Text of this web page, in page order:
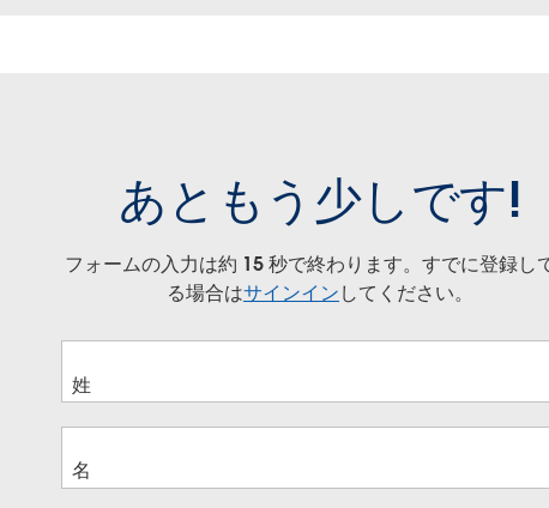
あともう少しです!
フォームの入力は約 15 秒で終わります。すでに登録し
る場合はサインインしてください。